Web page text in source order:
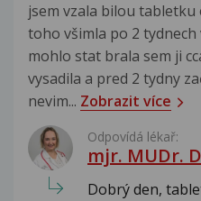
jsem vzala bilou tabletku
toho všimla po 2
mohlo stat brala sem ji
vysadila a pred 2 tydny
nevim... Zobrazit více
Odpovídá lékař:
mjr. MUDr.
Dobrý den,